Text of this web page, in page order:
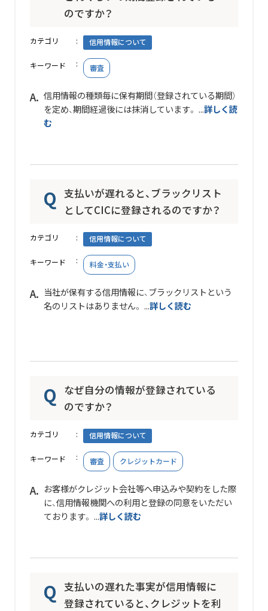
のですか？
カテゴリ 信用情報について
キーワード 審査
信用情報の種類毎に保有期間（登録されている期間）
を定め、期間経過後には抹消しています。 ...詳しく読
む
支払いが遅れると、ブラックリスト
としてCICに登録されるのですか？
カテゴリ 信用情報について
キーワード 料金・支払い
当社が保有する信用情報に、ブラックリストという
名のリストはありません。 ...詳しく読む
なぜ自分の情報が登録されている
のですか？
カテゴリ 信用情報について
キーワード 審査 クレジットカード
お客様がクレジット会社等へ申込みや契約をした際
に、信用情報機関への利用と登録の同意をいただい
ております。 ...詳しく読む
支払いの遅れた事実が信用情報に
登録されていると、クレジットを利